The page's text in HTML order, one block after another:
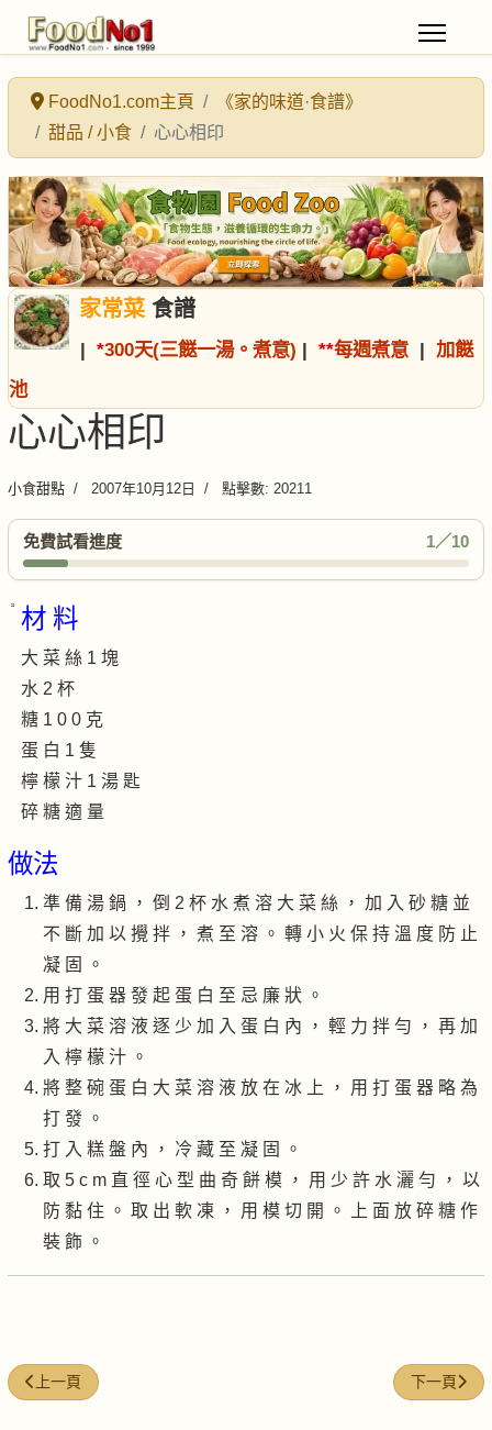
FoodNo1.com主頁
《家的味道·食譜》
甜品 / 小食
心心相印
家常菜食譜
| *300天(三餸一湯。煮意) | **每週煮意 | 加餸
池
心心相印
小食甜點 2007年10月12日 點擊數: 20211
免費試看進度 1／10
材 料
大 菜 絲 1 塊
水 2 杯
糖 1 0 0 克
蛋 白 1 隻
檸 檬 汁 1 湯 匙
碎 糖 適 量
做法
準 備 湯 鍋 ， 倒 2 杯 水 煮 溶 大 菜 絲 ， 加 入 砂 糖 並
不 斷 加 以 攪 拌 ， 煮 至 溶 。 轉 小 火 保 持 溫 度 防 止
凝 固 。
用 打 蛋 器 發 起 蛋 白 至 忌 廉 狀 。
將 大 菜 溶 液 逐 少 加 入 蛋 白 內 ， 輕 力 拌 勻 ， 再 加
入 檸 檬 汁 。
將 整 碗 蛋 白 大 菜 溶 液 放 在 冰 上 ， 用 打 蛋 器 略 為
打 發 。
打 入 糕 盤 內 ， 冷 藏 至 凝 固 。
取 5 c m 直 徑 心 型 曲 奇 餅 模 ， 用 少 許 水 灑 勻 ， 以
防 黏 住 。 取 出 軟 凍 ， 用 模 切 開 。 上 面 放 碎 糖 作
裝 飾 。
上一篇文章: 鮮奶香蕉麥皮
上一頁 下一篇文章
下一頁